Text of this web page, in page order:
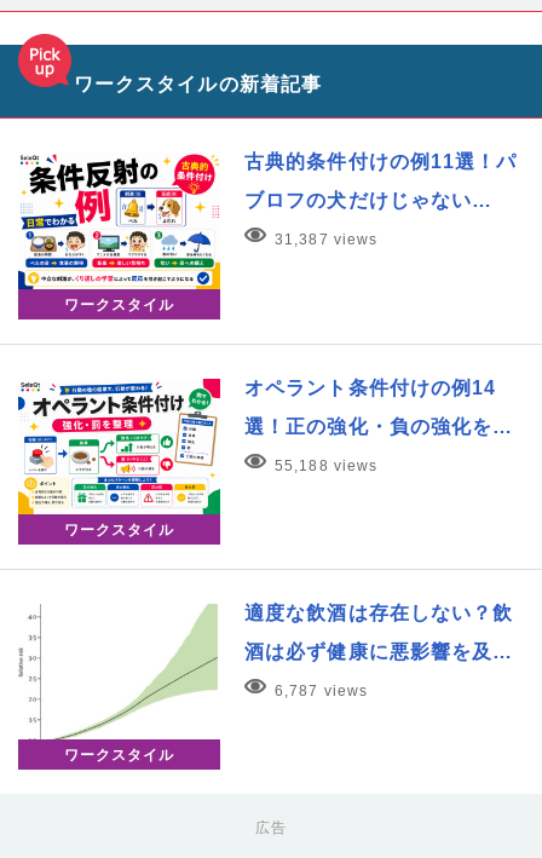
ワークスタイルの新着記事
ワークスタイル
古典的条件付けの例11選！パ
ブロフの犬だけじゃない…
31,387 views
ワークスタイル
オペラント条件付けの例14
選！正の強化・負の強化を…
55,188 views
ワークスタイル
適度な飲酒は存在しない？飲
酒は必ず健康に悪影響を及…
6,787 views
広告